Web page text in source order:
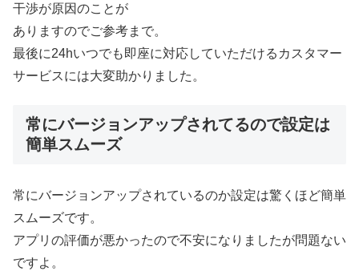
干渉が原因のことが
ありますのでご参考まで。
最後に24hいつでも即座に対応していただけるカスタマー
サービスには大変助かりました。
常にバージョンアップされてるので設定は
簡単スムーズ
常にバージョンアップされているのか設定は驚くほど簡単
スムーズです。
アプリの評価が悪かったので不安になりましたが問題ない
ですよ。